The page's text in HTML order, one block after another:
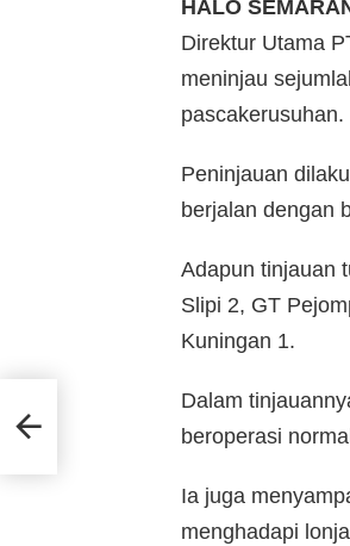
HALO
Direktur Utama
meninjau
pascakerusuhan.
Peninjauan
berjalan dengan
Adapun tinjauan
Slipi 2, GT
Kuningan 1.
Dalam
beroperasi
Ia juga
menghadapi
S-